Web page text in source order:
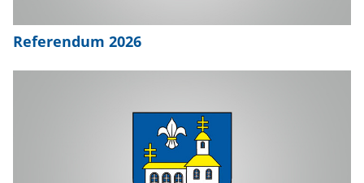
Referendum 2026